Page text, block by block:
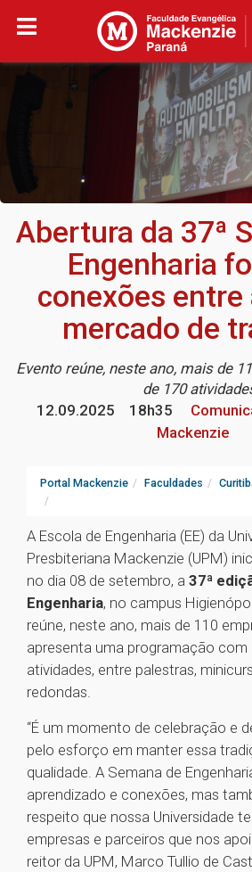
Abertura da 37ª
Engenharia
conexões entre
mercado de
Evento reúne, neste ano, mais de
de 170
12.09.2025
18h35
Mackenzie
Portal Mackenzie Faculdades
A Escola de Engenharia (EE) da
Presbiteriana Mackenzie (UPM)
no dia 08 de setembro, a 37ª
Engenharia, no campus
reúne, neste ano, mais de 110
apresenta uma programação com
atividades, entre palestras,
redondas.
“É um momento de celebração e
pelo esforço em manter essa
qualidade. A Semana de
aprendizado e conexões, mas
respeito que nossa Universidade
empresas e parceiros que nos
reitor da UPM, Marco Tullio de